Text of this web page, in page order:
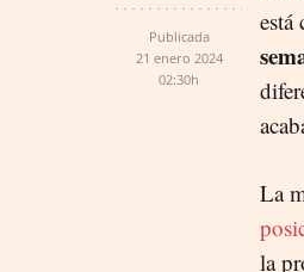
Publicada
21 enero 2024
02:30h
está
La
la